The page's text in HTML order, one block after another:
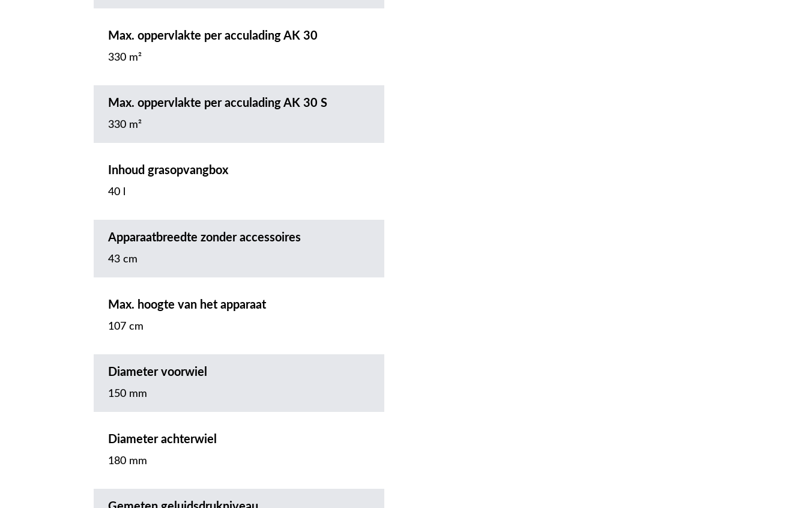
Max. oppervlakte per acculading AK 30
330 m²
Max. oppervlakte per acculading AK 30 S
330 m²
Inhoud grasopvangbox
40 l
Apparaatbreedte zonder accessoires
43 cm
Max. hoogte van het apparaat
107 cm
Diameter voorwiel
150 mm
Diameter achterwiel
180 mm